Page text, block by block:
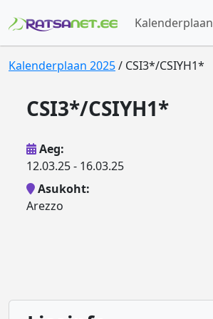
Kalenderplaan
Kalenderplaan 2025/ CSI3*/CSIYH1*
CSI3*/CSIYH1*
Aeg:
12.03.25 - 16.03.25
Asukoht:
Arezzo